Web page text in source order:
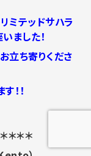
ミテッドサハラ
ました！
立ち寄りくださ
！！
＊＊＊